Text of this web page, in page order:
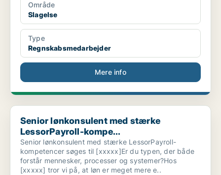
Område
Slagelse
Type
Regnskabsmedarbejder
Mere info
Senior lønkonsulent med stærke LessorPayroll-kompe...
Senior lønkonsulent med stærke
LessorPayroll-kompe...
Senior lønkonsulent med stærke LessorPayroll-
kompetencer søges til [xxxxx]Er du typen, der både
forstår mennesker, processer og systemer?Hos
[xxxxx] tror vi på, at løn er meget mere e..